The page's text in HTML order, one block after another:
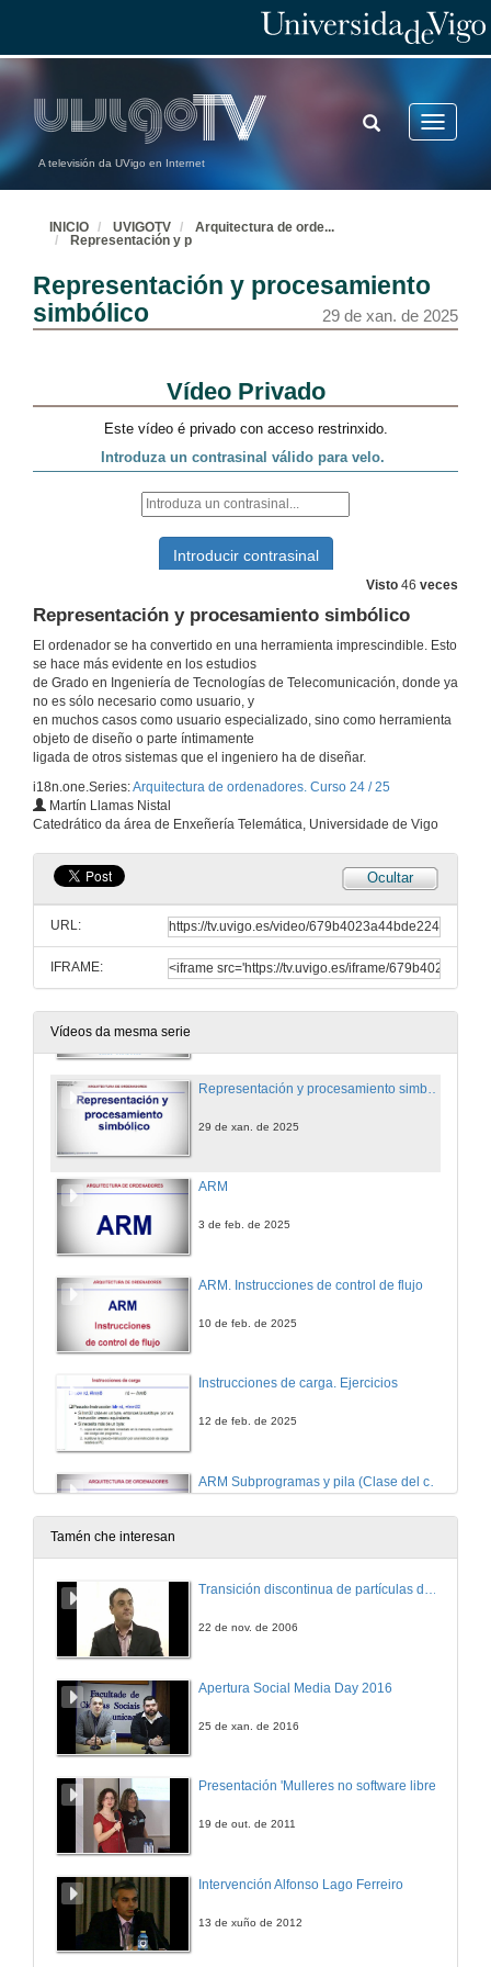
A televisión da UVigo en Internet
Toggle
TOGGLE
SEARCH
INICIO UVIGOTV Arquitectura de orde...
Representación y p
Representación y procesamiento
simbólico
29 de xan. de 2025
Visto 46 veces
Representación y procesamiento simbólico
El ordenador se ha convertido en una herramienta imprescindible. Esto
se hace más evidente en los estudios
de Grado en Ingeniería de Tecnologías de Telecomunicación, donde ya
no es sólo necesario como usuario, y
en muchos casos como usuario especializado, sino como herramienta
objeto de diseño o parte íntimamente
ligada de otros sistemas que el ingeniero ha de diseñar.
i18n.one.Series:Arquitectura de ordenadores. Curso 24 / 25
Martín Llamas Nistal
Catedrático da área de Enxeñería Telemática, Universidade de Vigo
Ocultar
URL:
IFRAME:
Vídeos da mesma serie
Presentación de la asignatura
29 de xan. de 2025
ARM
3 de feb. de 2025
ARM. Instrucciones de control de flujo
10 de feb. de 2025
Instrucciones de carga. Ejercicios
12 de feb. de 2025
21 de feb. de 2024
Ejercicios Semana 4 (1ª Parte)
Ejemplo de coma flotante
Tamén che interesan
Transición discontinua de partículas de microgel termosensible
22 de nov. de 2006
Apertura Social Media Day 2016
25 de xan. de 2016
Presentación 'Mulleres no software libre'
19 de out. de 2011
Intervención Alfonso Lago Ferreiro
13 de xuño de 2012